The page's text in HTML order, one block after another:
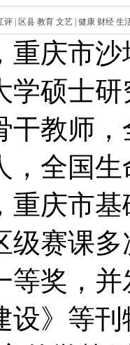
评 区县 教育 文艺 健康 财经 生
重庆市
学硕士
干教师
，全国
重庆市
级赛课
等奖，
设》等